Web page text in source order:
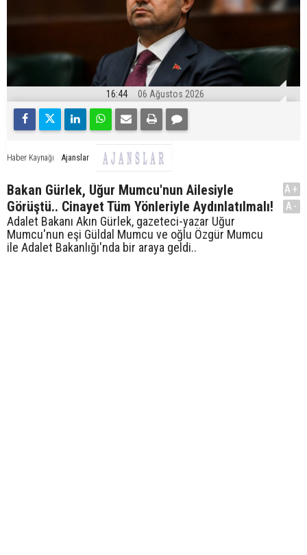
16:44 06 Ağustos 2026
Haber Kaynağı Ajanslar
Bakan Gürlek, Uğur Mumcu'nun Ailesiyle
Görüştü.. Cinayet Tüm Yönleriyle Aydınlatılmalı!
Adalet Bakanı Akın Gürlek, gazeteci-yazar Uğur
Mumcu'nun eşi Güldal Mumcu ve oğlu Özgür Mumcu
ile Adalet Bakanlığı'nda bir araya geldi..
A+
A-